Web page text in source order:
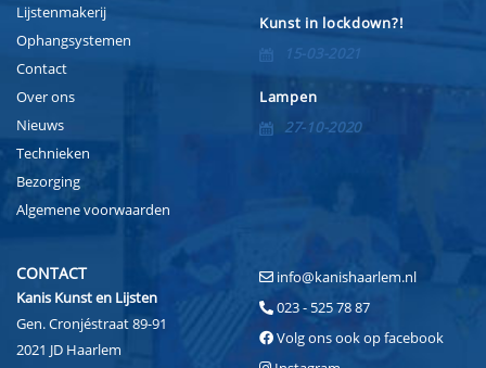
Lijstenmakerij
Ophangsystemen
Contact
Over ons
Nieuws
Technieken
Bezorging
Algemene voorwaarden
Kunst in lockdown?!
15-03-2021
Lampen
27-10-2020
CONTACT
Kanis Kunst en Lijsten
Gen. Cronjéstraat 89-91
2021 JD Haarlem
info@kanishaarlem.nl
023 - 525 78 87
Volg ons ook op facebook